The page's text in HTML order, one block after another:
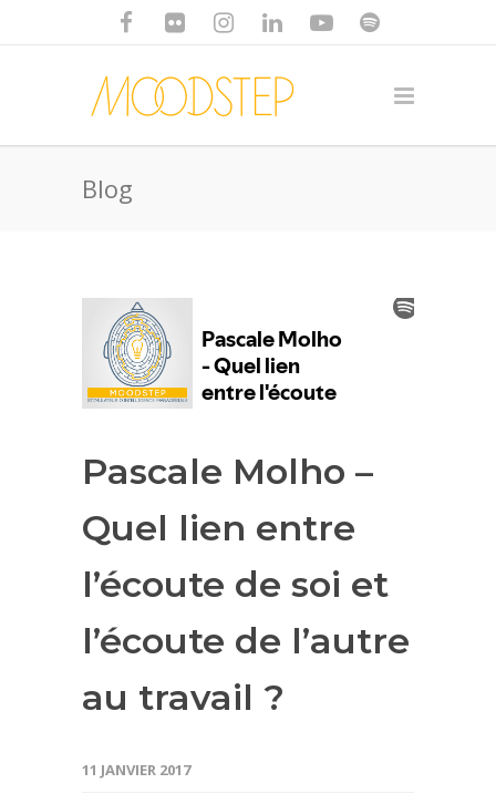
Blog
Pascale Molho –
Quel lien entre
l’écoute de soi et
l’écoute de l’autre
au travail ?
11 JANVIER 2017